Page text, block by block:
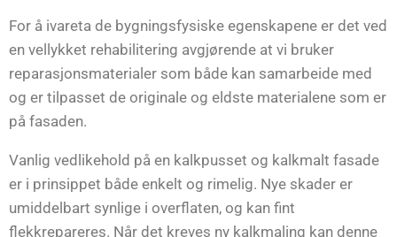
For å ivareta de bygningsfysiske egenskapene er det ved
en vellykket rehabilitering avgjørende at vi bruker
reparasjonsmaterialer som både kan samarbeide med
og er tilpasset de originale og eldste materialene som er
på fasaden.
Vanlig vedlikehold på en kalkpusset og kalkmalt fasade
er i prinsippet både enkelt og rimelig. Nye skader er
umiddelbart synlige i overflaten, og kan fint
flekkrepareres. Når det kreves ny kalkmaling kan denne